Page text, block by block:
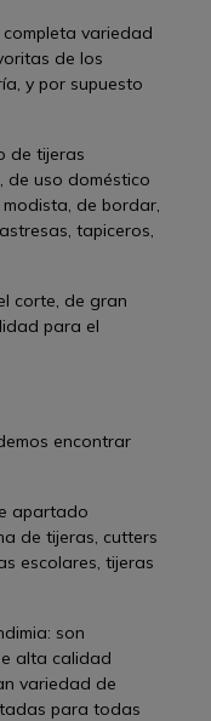
variedad
de los
y por supuesto
de tijeras
de uso doméstico
de bordar,
tapiceros,
corte, de gran
para el
encontrar
apartado
de tijeras, cutters
escolares, tijeras
son
alta calidad
variedad de
para todas